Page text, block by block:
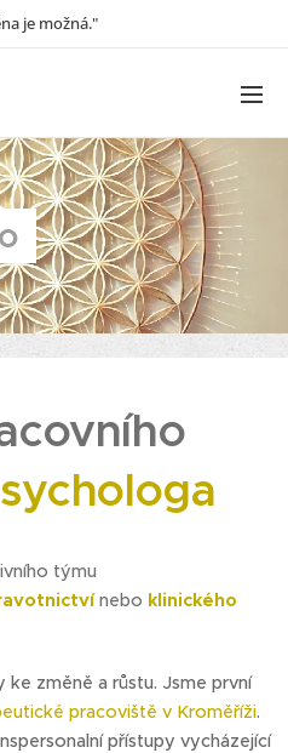
je možná."
týmu
nebo klinického
změně a růstu. Jsme první
pracoviště v Kroměříži.
přístupy vycházející